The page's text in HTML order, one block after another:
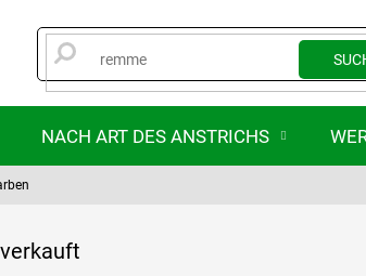
NACH ART DES ANSTRICHS